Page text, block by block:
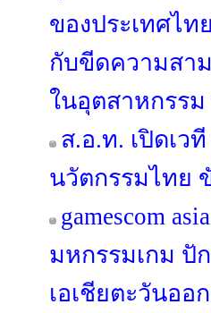
ของประเทศไ
กับขีดความสา
ในอุตสาหกรร
ส.อ.ท. เปิดเว
นวัตกรรมไทย
gamescom
มหกรรมเกม ปั
เอเชียตะวันอ